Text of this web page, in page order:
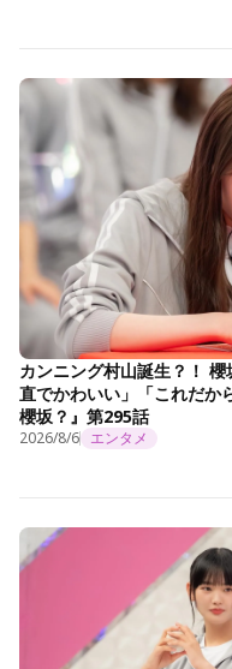
カンニング村山誕生？！
直でかわいい」「これだか
櫻坂？』第295話
2026/8/6 エンタメ